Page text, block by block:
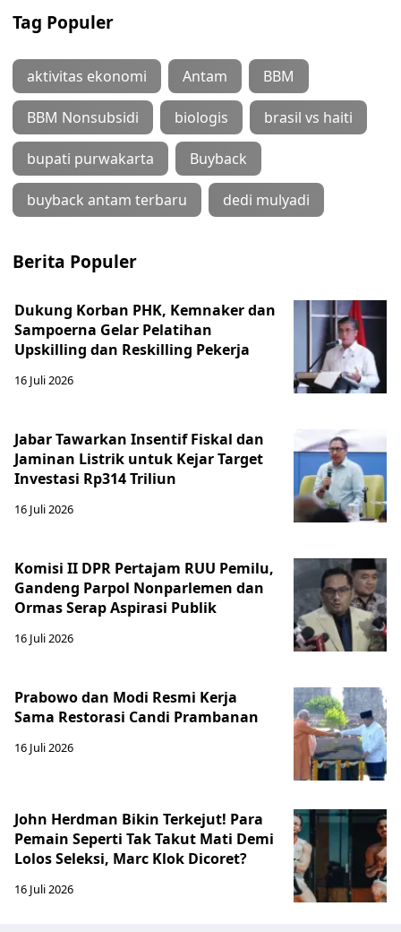
Tag Populer
aktivitas ekonomi Antam BBM
BBM Nonsubsidi biologis brasil vs haiti
bupati purwakarta Buyback
buyback antam terbaru dedi mulyadi
Berita Populer
Dukung Korban PHK, Kemnaker dan
Sampoerna Gelar Pelatihan
Upskilling dan Reskilling Pekerja
16 Juli 2026
Jabar Tawarkan Insentif Fiskal dan
Jaminan Listrik untuk Kejar Target
Investasi Rp314 Triliun
16 Juli 2026
Komisi II DPR Pertajam RUU Pemilu,
Gandeng Parpol Nonparlemen dan
Ormas Serap Aspirasi Publik
16 Juli 2026
Prabowo dan Modi Resmi Kerja
Sama Restorasi Candi Prambanan
16 Juli 2026
John Herdman Bikin Terkejut! Para
Pemain Seperti Tak Takut Mati Demi
Lolos Seleksi, Marc Klok Dicoret?
16 Juli 2026